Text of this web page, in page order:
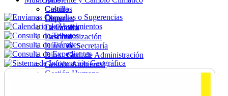
Cultura
Deportes
Desarrollo
Descentralización
Direc. de Secretaría
Direc. Gral. de Administración
Gestión Ambiental
Gestión Humana
Castillos
Chuy
La Paloma
Lascano